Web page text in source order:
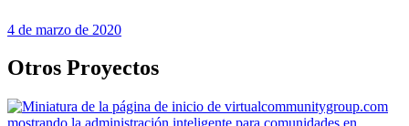
4 de marzo de 2020
Otros Proyectos